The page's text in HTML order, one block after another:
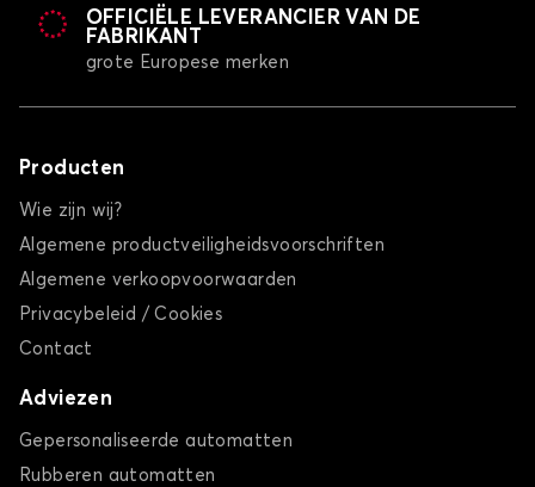
OFFICIËLE LEVERANCIER VAN DE
FABRIKANT
grote Europese merken
Producten
Wie zijn wij?
Algemene productveiligheidsvoorschriften
Algemene verkoopvoorwaarden
Privacybeleid / Cookies
Contact
Adviezen
Gepersonaliseerde automatten
Rubberen automatten